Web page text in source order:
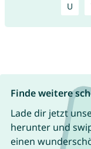
U
Finde weitere
Lade dir jetzt
herunter und
einen